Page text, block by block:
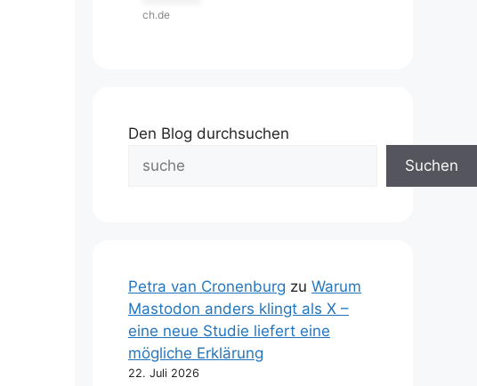
ch.de
Den Blog durchsuchen
Suchen
Petra van Cronenburg zu Warum
Mastodon anders klingt als X –
eine neue Studie liefert eine
mögliche Erklärung
22. Juli 2026